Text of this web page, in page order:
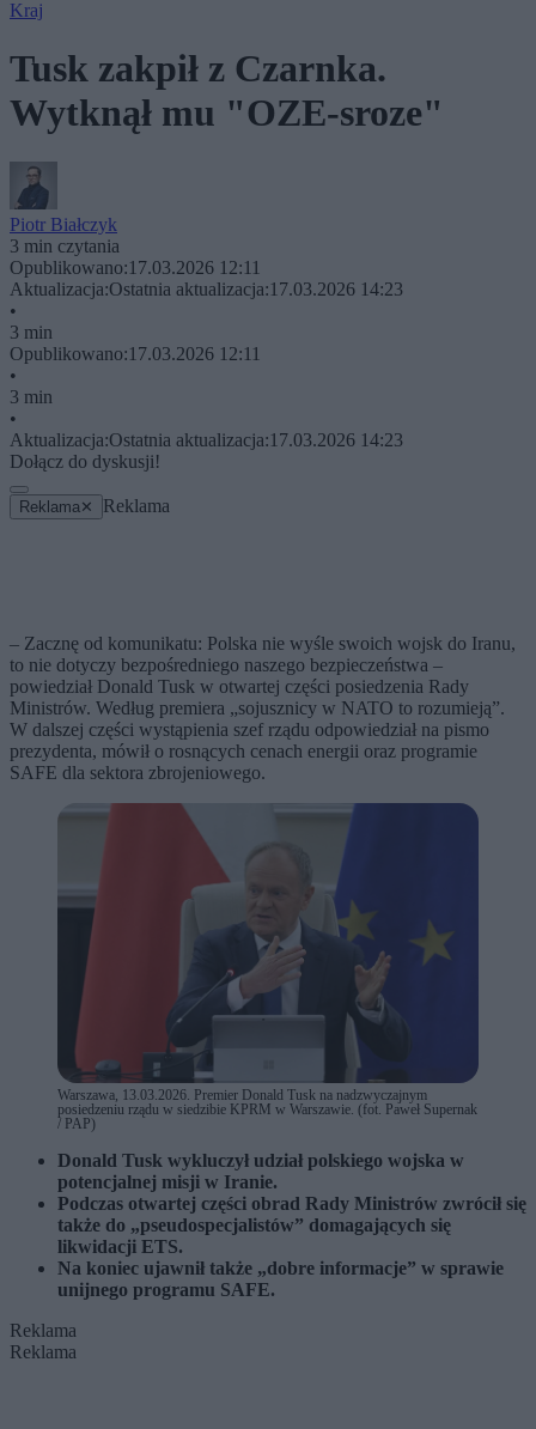
Kraj
Tusk zakpił z Czarnka.
Wytknął mu "OZE-sroze"
Piotr Białczyk
3 min czytania
Opublikowano:17.03.2026 12:11
Aktualizacja:Ostatnia aktualizacja:17.03.2026 14:23
•
3 min
Opublikowano:17.03.2026 12:11
•
3 min
•
Aktualizacja:Ostatnia aktualizacja:17.03.2026 14:23
Dołącz do dyskusji!
Reklama ✕ Reklama
– Zacznę od komunikatu: Polska nie wyśle swoich wojsk do Iranu,
to nie dotyczy bezpośredniego naszego bezpieczeństwa –
powiedział Donald Tusk w otwartej części posiedzenia Rady
Ministrów. Według premiera „sojusznicy w NATO to rozumieją”.
W dalszej części wystąpienia szef rządu odpowiedział na pismo
prezydenta, mówił o rosnących cenach energii oraz programie
SAFE dla sektora zbrojeniowego.
Warszawa, 13.03.2026. Premier Donald Tusk na nadzwyczajnym
posiedzeniu rządu w siedzibie KPRM w Warszawie. (fot. Paweł Supernak
/ PAP)
Donald Tusk wykluczył udział polskiego wojska w
potencjalnej misji w Iranie.
Podczas otwartej części obrad Rady Ministrów zwrócił się
także do „pseudospecjalistów” domagających się
likwidacji ETS.
Na koniec ujawnił także „dobre informacje” w sprawie
unijnego programu SAFE.
Reklama
Reklama